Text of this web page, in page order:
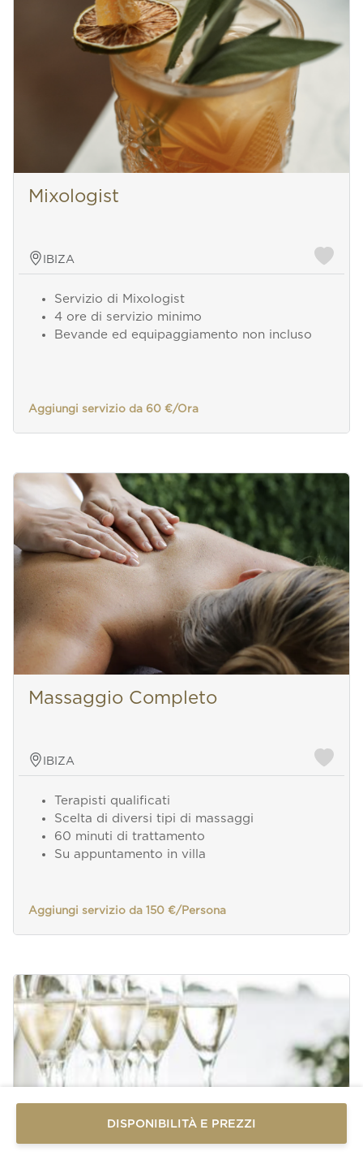
Mixologist
IBIZA
Servizio di Mixologist
4 ore di servizio minimo
Bevande ed equipaggiamento non incluso
Aggiungi servizio da 60 €/Ora
Massaggio Completo
IBIZA
Terapisti qualificati
Scelta di diversi tipi di massaggi
60 minuti di trattamento
Su appuntamento in villa
Aggiungi servizio da 150 €/Persona
DISPONIBILITÀ E PREZZI
Invia un
messaggio
WhatsApp
Oppure